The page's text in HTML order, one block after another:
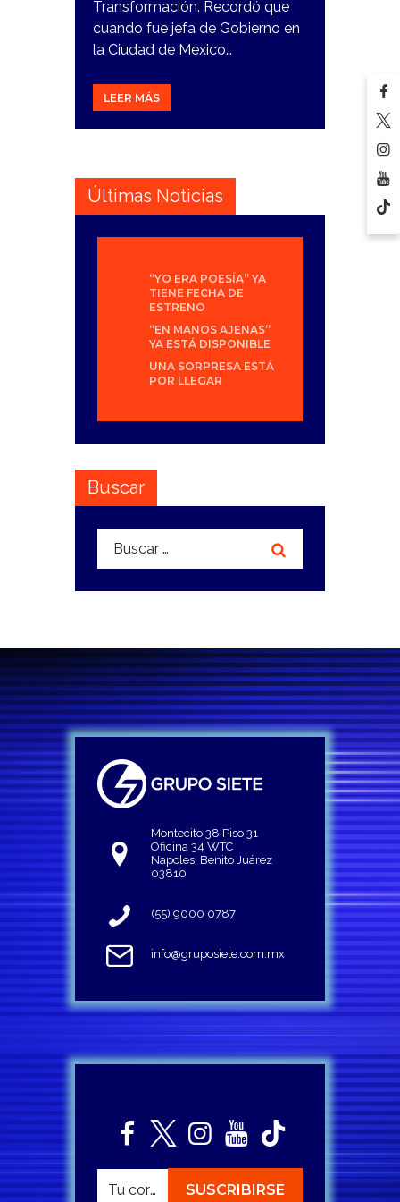
Transformación. Recordó que
cuando fue jefa de Gobierno en
la Ciudad de México…
LEER MÁS
Últimas Noticias
“YO ERA POESÍA” YA
TIENE FECHA DE
ESTRENO
“EN MANOS AJENAS”
YA ESTÁ DISPONIBLE
UNA SORPRESA ESTÁ
POR LLEGAR
Buscar
Buscar:
Montecito 38 Piso 31
Oficina 34 WTC
Napoles, Benito Juárez
03810
(55) 9000 0787
info@gruposiete.com.mx